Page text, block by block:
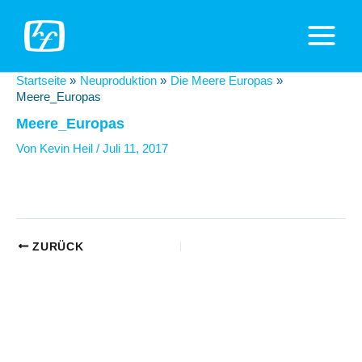
Inhalt
springen
Main
Startseite Neuproduktion
Die Meere Europas
Meere_Europas
Meere_Europas
Von Kevin Heil / Juli 11, 2017
Beitragsnavigation
ZURÜCK